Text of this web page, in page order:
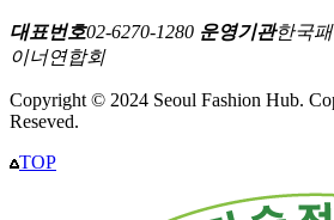
대표번호02-6270-1280 운영기관한국
이너연합회
Copyright © 2024 Seoul Fashion Hub.
Reseved.
TOP